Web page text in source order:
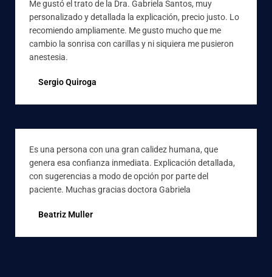
Me gustó el trato de la Dra. Gabriela Santos, muy
personalizado y detallada la explicación, precio justo. Lo
recomiendo ampliamente. Me gusto mucho que me
cambio la sonrisa con carillas y ni siquiera me pusieron
anestesia.
Sergio Quiroga
Es una persona con una gran calidez humana, que
genera esa confianza inmediata. Explicación detallada,
con sugerencias a modo de opción por parte del
paciente. Muchas gracias doctora Gabriela
Beatriz Muller